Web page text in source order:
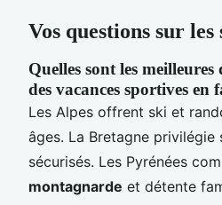
Vos questions sur
Quelles sont les
des vacances sportives en
Les Alpes offrent ski et
âges. La Bretagne
sécurisés. Les Pyrénées
montagnarde et détente